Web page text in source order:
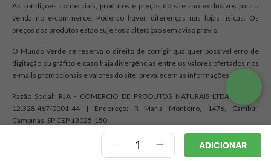
ADICIONAR
ENVIAR AVALIAÇÃO
As condições comerciais, produtos e preços do site são exclusivos para a
venda no e-commerce. Poderão haver diferenças nas lojas físicas. Os
preços dos produtos estão sujeitos a alteração sem aviso prévio.
O Mundo Verde se reserva o direito de corrigir qualquer possível erro de
digitação ou gráfico e caso haja divergências entre os valores ofertados nos
e-mails promocionais e valores do site, prevalecem as informações do site.
Razão Social: RJA - COMERCIO DE PRODUTOS NATURAIS LTDA. | CNPJ:
12.328.467/0001-44 | Endereço: R Maria Monteiro, 1476, Cambuí,
Campinas, SP CEP 13025-150